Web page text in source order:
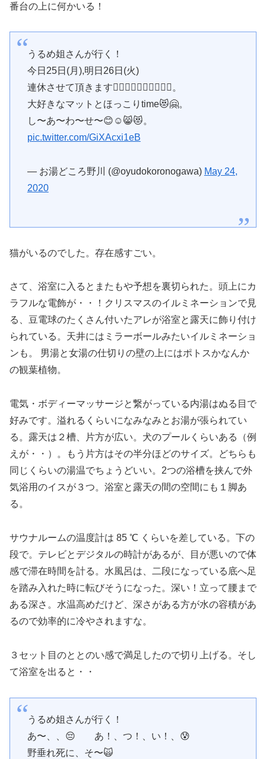
番台の上に何かいる！
うるめ姐さんが行く！
今日25日(月),明日26日(火)
連休させて頂きます🙇‍♀️🙇‍♀️🙇‍♀️🙇‍♀️🙇‍♀️。
大好きなマットとほっこりtime😻🤗。
し〜あ〜わ〜せ〜😊☺️😸😻。
pic.twitter.com/GiXAcxi1eB
— お湯どころ野川 (@oyudokoronogawa) May 24,
2020
猫がいるのでした。存在感すごい。
さて、浴室に入るとまたもや予想を裏切られた。頭上にカ
ラフルな電飾が・・！クリスマスのイルミネーションで見
る、豆電球のたくさん付いたアレが浴室と露天に飾り付け
られている。天井にはミラーボールみたいイルミネーショ
ンも。 男湯と女湯の仕切りの壁の上にはポトスかなんか
の観葉植物。
電気・ボディーマッサージと繋がっている内湯はぬる目で
好みです。溢れるくらいになみなみとお湯が張られてい
る。露天は２槽、片方が広い。犬のプールくらいある（例
えが・・）。もう片方はその半分ほどのサイズ。どちらも
同じくらいの湯温でちょうどいい。2つの浴槽を挟んで外
気浴用のイスが３つ。浴室と露天の間の空間にも１脚あ
る。
サウナルームの温度計は 85 ℃ くらいを差している。下の
段で。テレビとデジタルの時計があるが、目が悪いので体
感で滞在時間を計る。水風呂は、二段になっている底へ足
を踏み入れた時に転びそうになった。深い！立って腰まで
ある深さ。水温高めだけど、深さがある方が水の容積があ
るので効率的に冷やされますな。
３セット目のととのい感で満足したので切り上げる。そし
て浴室を出ると・・
うるめ姐さんが行く！
あ〜、、😔 あ！、つ！、い！、😰
野垂れ死に、そ〜🙀